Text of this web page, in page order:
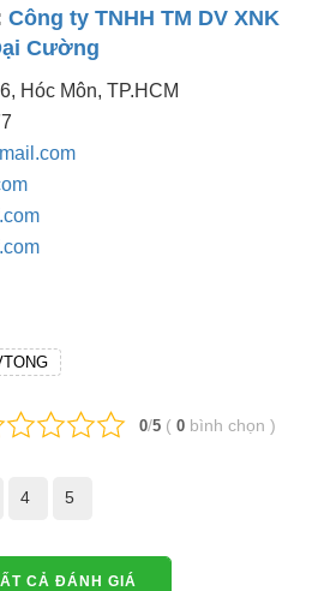
Công ty TNHH TM DV XNK
Cường
Hóc Môn, TP.HCM
0/5 ( 0 bình chọn )
4 5
CẢ ĐÁNH GIÁ